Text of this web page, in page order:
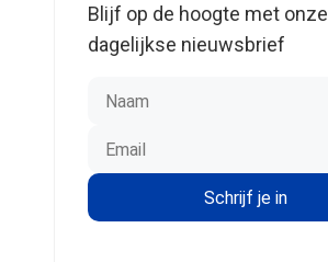
Blijf op de hoogte met onze
dagelijkse nieuwsbrief